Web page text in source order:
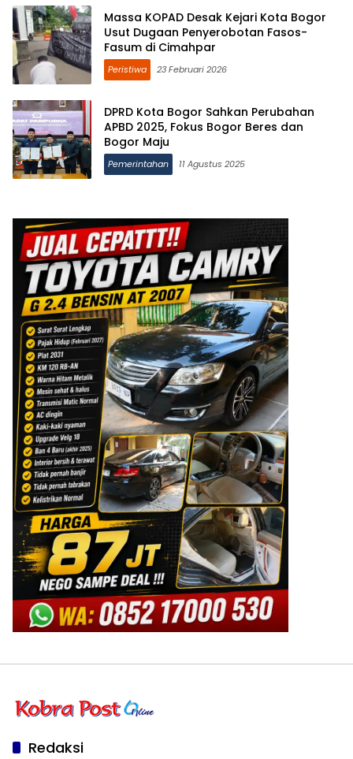
Massa KOPAD Desak Kejari Kota Bogor
Usut Dugaan Penyerobotan Fasos-
Fasum di Cimahpar
Peristiwa 23 Februari 2026
DPRD Kota Bogor Sahkan Perubahan
APBD 2025, Fokus Bogor Beres dan
Bogor Maju
Pemerintahan 11 Agustus 2025
Redaksi